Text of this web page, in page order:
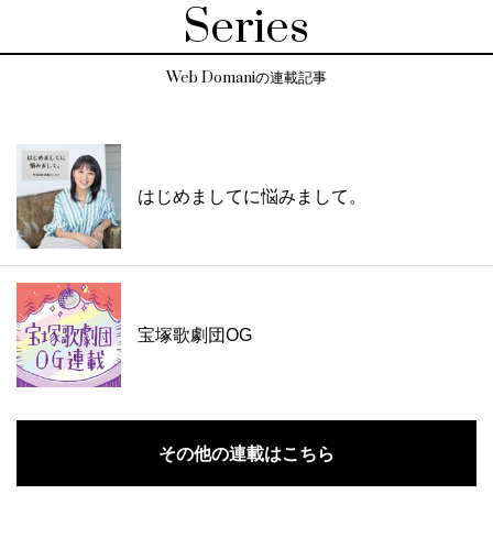
Series
Web Domaniの連載記事
はじめましてに悩みまして。
宝塚歌劇団OG
その他の連載はこちら